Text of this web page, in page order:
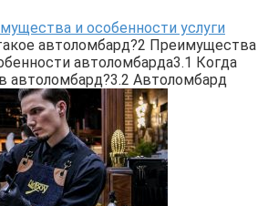
и особенности услуги
автоломбард?2 Преимущества
автоломбарда3.1 Когда
автоломбард?3.2 Автоломбард